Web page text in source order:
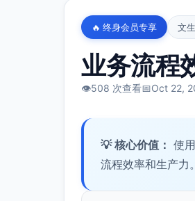
🔥 终身会员专享 文
业务流程
👁️508 次查看📅Oct 22,
💡 核心价值： 使
流程效率和生产力。